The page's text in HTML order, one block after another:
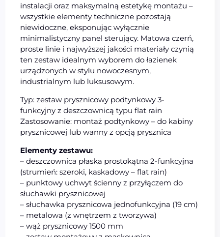
instalacji oraz maksymalną estetykę montażu –
wszystkie elementy techniczne pozostają
niewidoczne, eksponując wyłącznie
minimalistyczny panel sterujący. Matowa czerń,
proste linie i najwyższej jakości materiały czynią
ten zestaw idealnym wyborem do łazienek
urządzonych w stylu nowoczesnym,
industrialnym lub luksusowym.
Typ: zestaw prysznicowy podtynkowy 3-
funkcyjny z deszczownicą typu flat rain
Zastosowanie: montaż podtynkowy – do kabiny
prysznicowej lub wanny z opcją prysznica
Elementy zestawu:
– deszczownica płaska prostokątna 2-funkcyjna
(strumień: szeroki, kaskadowy – flat rain)
– punktowy uchwyt ścienny z przyłączem do
słuchawki prysznicowej
– słuchawka prysznicowa jednofunkcyjna (19 cm)
– metalowa (z wnętrzem z tworzywa)
– wąż prysznicowy 1500 mm